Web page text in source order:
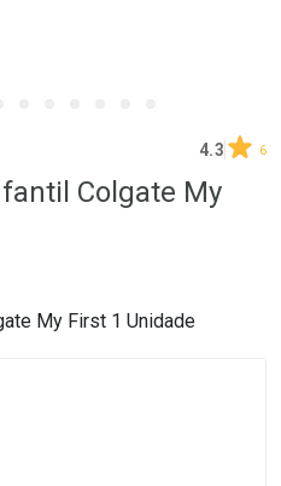
4.3 6
Colgate My
My First 1 Unidade